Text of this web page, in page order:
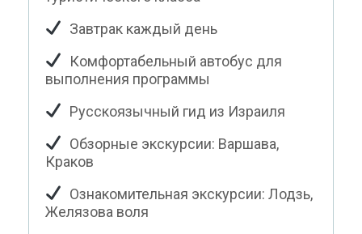
Завтрак каждый день
Комфортабельный автобус для
выполнения программы
Русскоязычный гид из Израиля
Обзорные экскурсии: Варшава,
Краков
Ознакомительная экскурсии: Лодзь,
Желязова воля